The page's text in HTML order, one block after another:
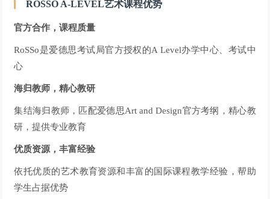
ROSSO A-LEVEL艺术课程优势
官方合作，课程质量
RoSSo是爱德思考试局官方授权的A Level办学中心、考试中
心
海归教师，精心教研
集结海归教师，匹配爱德思Art and Design官方考纲，精心教
研，提供专业教育
优质资源，丰富经验
依托优质的艺术教育资源和丰富的国际课程教学经验，帮助
学生占据优势